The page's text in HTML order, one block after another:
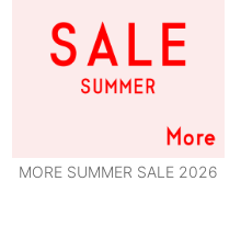
MORE SUMMER SALE 2026